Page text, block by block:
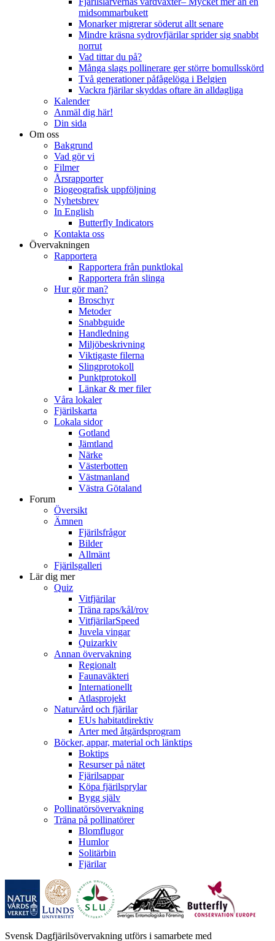
midsommarbukett
Monarker migrerar söderut allt senare
Mindre kräsna sydrovfjärilar sprider sig snabbt
norrut
Vad tittar du på?
Många slags pollinerare ger större bomullsskörd
Två generationer påfågelöga i Belgien
Vackra fjärilar skyddas oftare än alldagliga
Kalender
Anmäl dig här!
Din sida
Om oss
Bakgrund
Vad gör vi
Filmer
Årsrapporter
Biogeografisk uppföljning
Nyhetsbrev
In English
Butterfly Indicators
Kontakta oss
Övervakningen
Rapportera
Rapportera från punktlokal
Rapportera från slinga
Hur gör man?
Broschyr
Metoder
Snabbguide
Handledning
Miljöbeskrivning
Viktigaste filerna
Slingprotokoll
Punktprotokoll
Länkar & mer filer
Våra lokaler
Fjärilskarta
Lokala sidor
Gotland
Jämtland
Närke
Västerbotten
Västmanland
Västra Götaland
Forum
Översikt
Ämnen
Fjärilsfrågor
Bilder
Allmänt
Fjärilsgalleri
Lär dig mer
Quiz
Vitfjärilar
Träna raps/kål/rov
VitfjärilarSpeed
Juvela vingar
Quizarkiv
Annan övervakning
Regionalt
Faunaväkteri
Internationellt
Atlasprojekt
Naturvård och fjärilar
EUs habitatdirektiv
Arter med åtgärdsprogram
Böcker, appar, material och länktips
Boktips
Resurser på nätet
Fjärilsappar
Köpa fjärilsprylar
Bygg själv
Pollinatörsövervakning
Träna på pollinatörer
Blomflugor
Humlor
Solitärbin
Fjärilar
Svensk Dagfjärilsövervakning utförs i samarbete med